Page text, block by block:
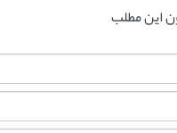
این مطلب